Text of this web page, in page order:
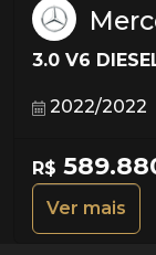
3.0 V6
2022/2022
R$
Ver mais